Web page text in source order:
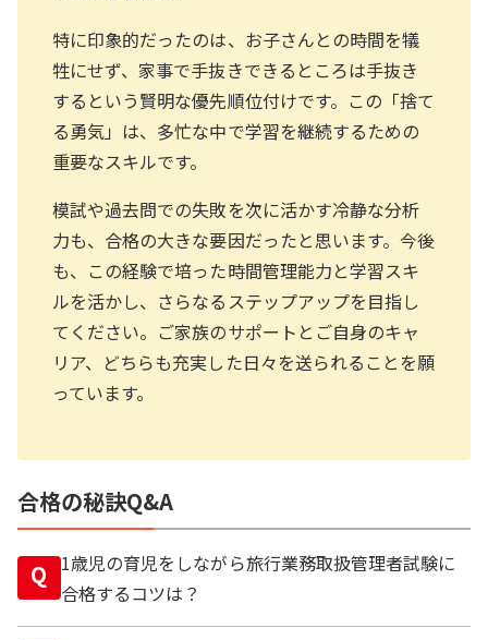
特に印象的だったのは、お子さんとの時間を犠
牲にせず、家事で手抜きできるところは手抜き
するという賢明な優先順位付けです。この「捨て
る勇気」は、多忙な中で学習を継続するための
重要なスキルです。
模試や過去問での失敗を次に活かす冷静な分析
力も、合格の大きな要因だったと思います。今後
も、この経験で培った時間管理能力と学習スキ
ルを活かし、さらなるステップアップを目指し
てください。ご家族のサポートとご自身のキャ
リア、どちらも充実した日々を送られることを願
っています。
合格の秘訣Q&A
Q
1歳児の育児をしながら旅行業務取扱管理者試験に
合格するコツは？